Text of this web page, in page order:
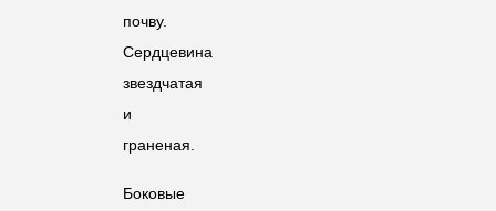
почву.
Сердцевина
звездчатая
и
граненая.
Боковые